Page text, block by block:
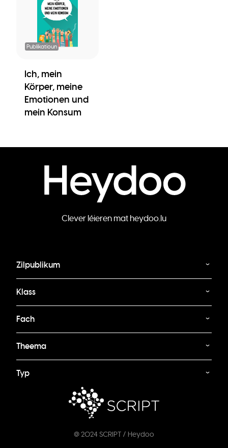
Publikatioun
Ich, mein
Körper, meine
Emotionen und
mein Konsum
Clever léieren mat heydoo.lu
Zilpublikum
Klass
Fach
Theema
Typ
@ 2024 SCRIPT / Heydoo